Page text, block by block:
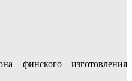
финского изготовления